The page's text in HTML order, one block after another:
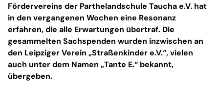
Fördervereins der Parthelandschule Taucha e.V. hat
in den vergangenen Wochen eine Resonanz
erfahren, die alle Erwartungen übertraf. Die
gesammelten Sachspenden wurden inzwischen an
den Leipziger Verein „Straßenkinder e.V.“, vielen
auch unter dem Namen „Tante E.“ bekannt,
übergeben.